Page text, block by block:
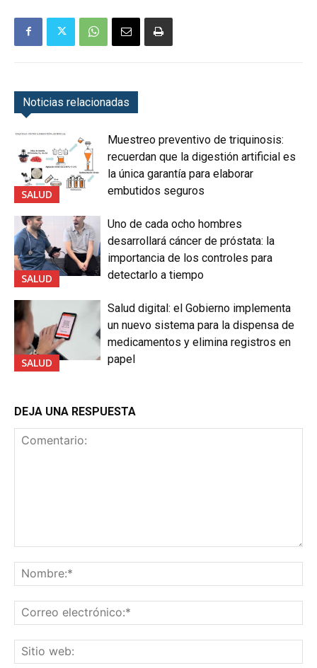
Noticias relacionadas
SALUD
Muestreo preventivo de triquinosis:
recuerdan que la digestión artificial es
la única garantía para elaborar
embutidos seguros
SALUD
Uno de cada ocho hombres
desarrollará cáncer de próstata: la
importancia de los controles para
detectarlo a tiempo
SALUD
Salud digital: el Gobierno implementa
un nuevo sistema para la dispensa de
medicamentos y elimina registros en
papel
DEJA UNA RESPUESTA